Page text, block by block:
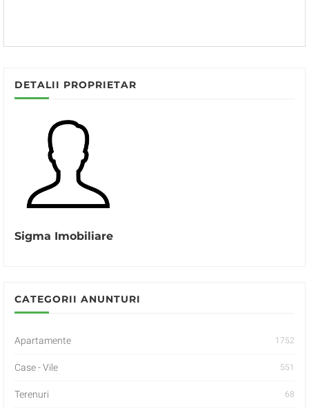
DETALII PROPRIETAR
Sigma Imobiliare
CATEGORII ANUNTURI
Apartamente 1752
Case - Vile 551
Terenuri 68